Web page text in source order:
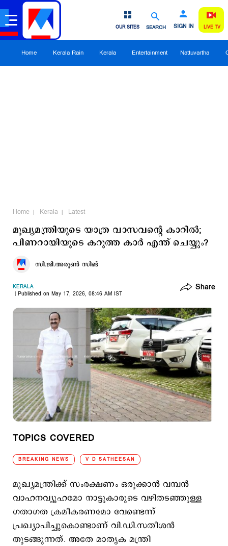
SEARCH SIGN IN
OUR SITES LIVE TV
Home Kerala Rain Kerala Entertainment Nattuvartha
Home Kerala Latest
മുഖ്യമന്ത്രിയുടെ യാത്ര വാസവന്റെ കാറില്‍;
പിണറായിയുടെ കറുത്ത കാര്‍ എന്ത് ചെയ്യും?
സി.ജി.അരുണ്‍ സിങ്
KERALA
Published on May 17, 2026, 08:46 AM IST
Share
TOPICS COVERED
BREAKING NEWS V D SATHEESAN
മുഖ്യമന്ത്രിക്ക് സംരക്ഷണം ഒരുക്കാന്‍ വമ്പന്‍
വാഹനവ്യൂഹമോ നാട്ടുകാരുടെ വഴിതടഞ്ഞുള്ള
ഗതാഗത ക്രമീകരണമോ വേണ്ടെന്ന്
പ്രഖ്യാപിച്ചുകൊണ്ടാണ് വി.ഡി.സതീശന്‍
തുടങ്ങുന്നത്. അതേ മാതൃക മന്ത്രി